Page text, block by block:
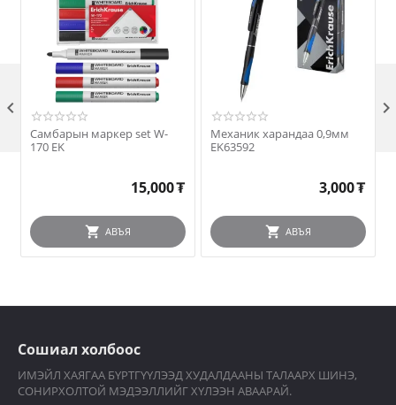
Самбарын маркер set W-
170 EK
15,000₮
АВЪЯ
Механик харандаа 0,9мм
EK63592
3,000₮
АВЪЯ
 
Сошиал холбоос
ИМЭЙЛ ХАЯГАА БҮРТГҮҮЛЭЭД ХУДАЛДААНЫ ТАЛААРХ ШИНЭ,
СОНИРХОЛТОЙ МЭДЭЭЛЛИЙГ ХҮЛЭЭН АВААРАЙ.